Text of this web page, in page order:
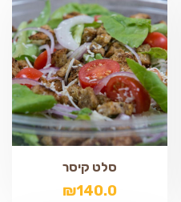
סלט קיסר
₪140.0